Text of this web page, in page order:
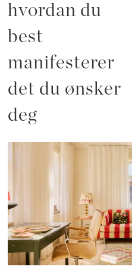
hvordan du
best
manifesterer
det du ønsker
deg